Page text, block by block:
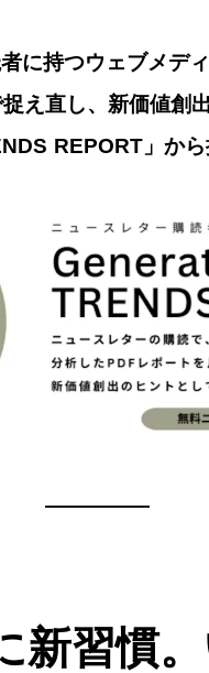
に持つウェブメデ
え直し、新価値創
REPORT」から
—————
新習慣